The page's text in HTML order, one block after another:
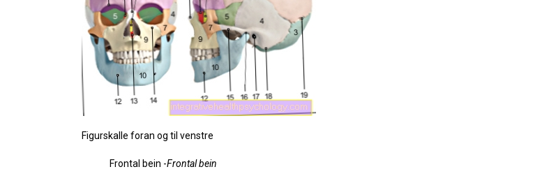
Figurskalle foran og til venstre
Frontal bein -Frontal bein